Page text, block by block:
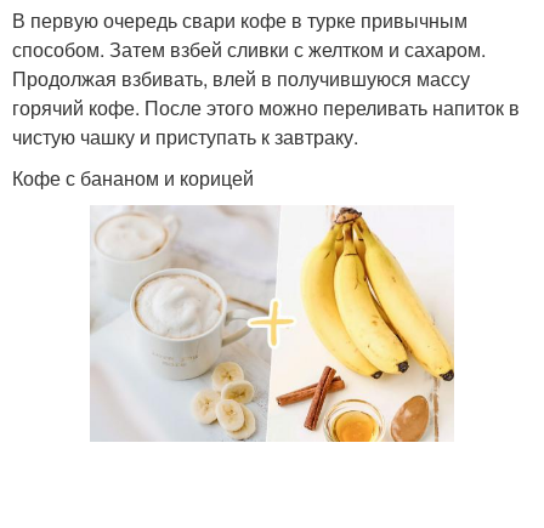
В первую очередь свари кофе в турке привычным
способом. Затем взбей сливки с желтком и сахаром.
Продолжая взбивать, влей в получившуюся массу
горячий кофе. После этого можно переливать напиток в
чистую чашку и приступать к завтраку.
Кофе с бананом и корицей